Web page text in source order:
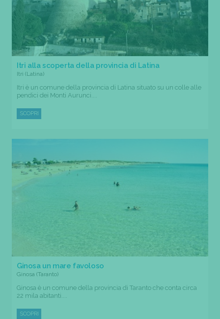
Itri alla scoperta della provincia di Latina
Itri (Latina)
Itri è un comune della provincia di Latina situato su un colle alle
pendici dei Monti Aurunci....
SCOPRI
Ginosa un mare favoloso
Ginosa (Taranto)
Ginosa è un comune della provincia di Taranto che conta circa
22 mila abitanti....
SCOPRI